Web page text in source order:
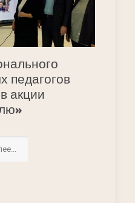
педагогов
акции